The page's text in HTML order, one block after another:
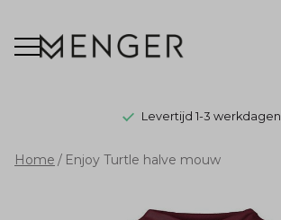
Levertijd 1-3 werkdagen
Enjoy
Home Enjoy Turtle halve mouw